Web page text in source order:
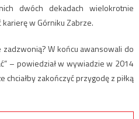
dwóch dekadach wielokrotnie
karierę w Górniku Zabrze.
W końcu awansowali do
– powiedział w wywiadzie w 2014
chciałby zakończyć przygodę z piłką